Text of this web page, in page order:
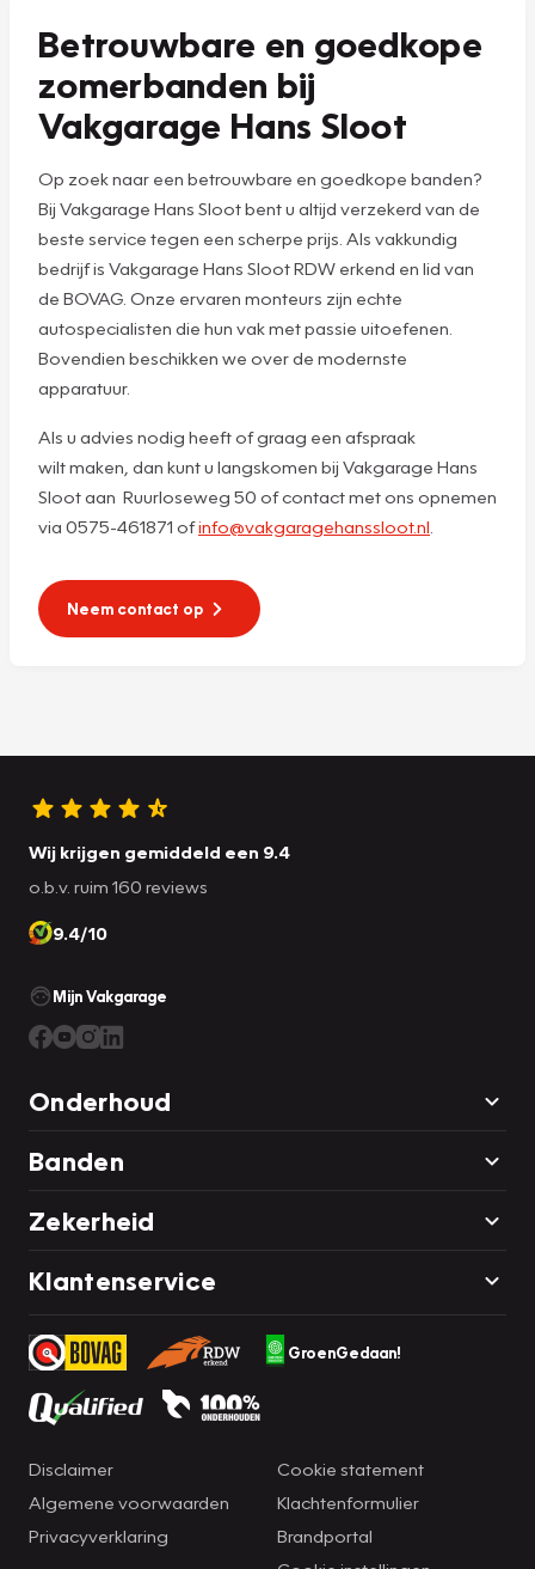
Betrouwbare en goedkope
zomerbanden bij
Vakgarage Hans Sloot
Op zoek naar een betrouwbare en goedkope banden?
Bij Vakgarage Hans Sloot bent u altijd verzekerd van de
beste service tegen een scherpe prijs. Als vakkundig
bedrijf is Vakgarage Hans Sloot RDW erkend en lid van
de BOVAG. Onze ervaren monteurs zijn echte
autospecialisten die hun vak met passie uitoefenen.
Bovendien beschikken we over de modernste
apparatuur.
Als u advies nodig heeft of graag een afspraak
wilt maken, dan kunt u langskomen bij Vakgarage Hans
Sloot aan Ruurloseweg 50 of contact met ons opnemen
via 0575-461871 ofinfo@vakgaragehanssloot.nl
Neem contact op
Wij krijgen gemiddeld een 9.4
o.b.v. ruim 160 reviews
9.4/10
Mijn Vakgarage
Onderhoud
Banden
Zekerheid
Klantenservice
GroenGedaan!
Disclaimer
Algemene voorwaarden
Privacyverklaring
Cookie statement
Klachtenformulier
Brandportal